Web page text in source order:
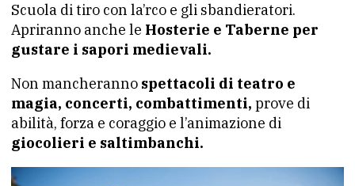
Scuola di tiro con la’rco e gli sbandieratori.
Apriranno anche le Hosterie e Taberne per
gustare i sapori medievali.
Non mancheranno spettacoli di teatro e
magia, concerti, combattimenti, prove di
abilità, forza e coraggio e l’animazione di
giocolieri e saltimbanchi.